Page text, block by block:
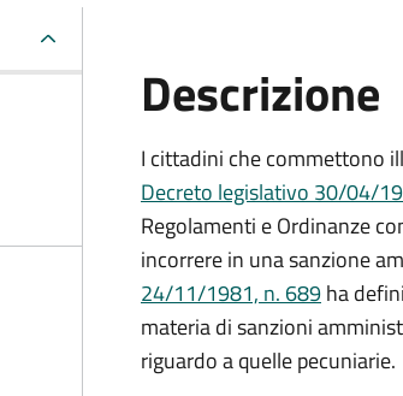
Descrizione
I cittadini che commettono
Decreto legislativo 30/04/
Regolamenti e Ordinanze
incorrere in una sanzione
24/11/1981, n. 689ha
materia di sanzioni
riguardo a quelle pecuniarie.